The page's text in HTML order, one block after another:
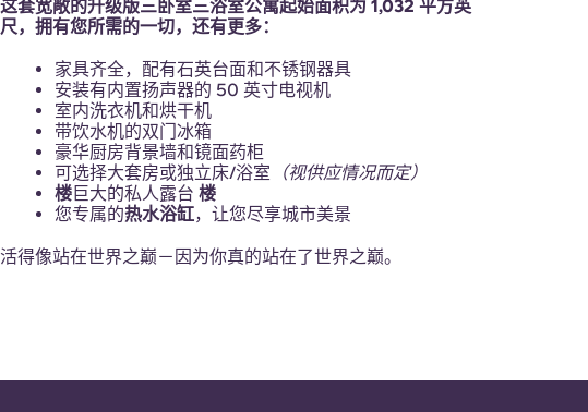
这套宽敞的升级版三卧室三浴室公寓起始面积为 1,032 平方英
尺，拥有您所需的一切，还有更多：
家具齐全，配有石英台面和不锈钢器具
安装有内置扬声器的 50 英寸电视机
室内洗衣机和烘干机
带饮水机的双门冰箱
豪华厨房背景墙和镜面药柜
可选择大套房或独立床/浴室 （视供应情况而定）
楼巨大的私人露台 楼
您专属的热水浴缸，让您尽享城市美景
活得像站在世界之巅－因为你真的站在了世界之巅。